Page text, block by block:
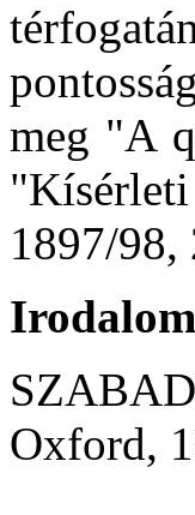
meg "A
1897/98,
Irodalom
Oxford,